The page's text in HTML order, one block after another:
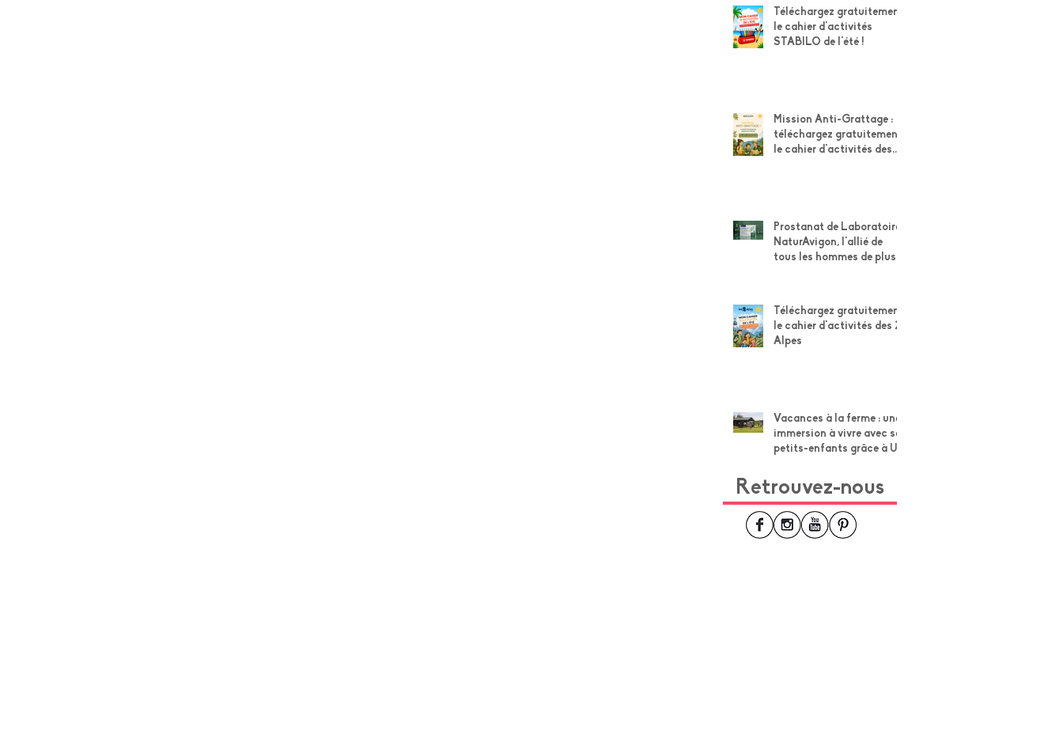
Téléchargez gratuitement
le cahier d'activités
STABILO de l'été !
Mission Anti-Grattage :
téléchargez gratuitement
le cahier d'activités des
Prostanat de Laboratoire
NaturAvigon, l'allié de
tous les hommes de plus
Téléchargez gratuitement
le cahier d'activités des 2
Alpes
Vacances à la ferme : une
immersion à vivre avec ses
petits-enfants grâce à Un
Retrouvez-nous